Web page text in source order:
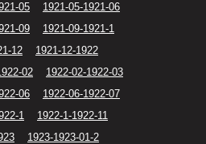
05
1921-05-1921-06
09
1921-09-1921-1
12
1921-12-1922
02
1922-02-1922-03
06
1922-06-1922-07
1
1922-1-1922-11
1923-1923-01-2